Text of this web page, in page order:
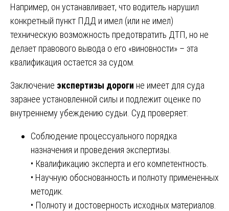
Например, он устанавливает, что водитель нарушил
конкретный пункт ПДД и имел (или не имел)
техническую возможность предотвратить ДТП, но не
делает правового вывода о его «виновности» – эта
квалификация остается за судом.
Заключение экспертизы дороги не имеет для суда
заранее установленной силы и подлежит оценке по
внутреннему убеждению судьи. Суд проверяет:
Соблюдение процессуального порядка
назначения и проведения экспертизы.
• Квалификацию эксперта и его компетентность.
• Научную обоснованность и полноту примененных
методик.
• Полноту и достоверность исходных материалов.